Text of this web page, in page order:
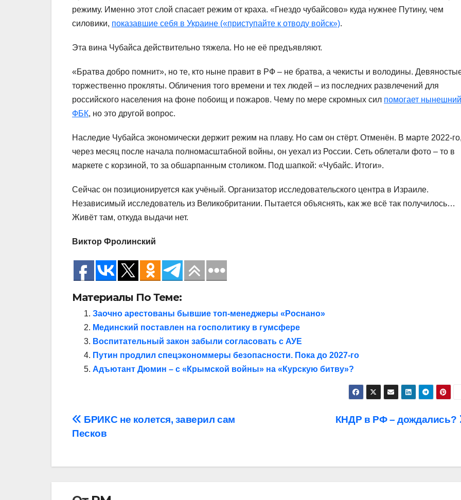
режиму. Именно этот слой спасает режим от краха. «Гнездо чубайсово» куда нужнее Путину, чем
силовики, показавшие себя в Украине («приступайте к отводу войск»).
Эта вина Чубайса действительно тяжела. Но не её предъявляют.
«Братва добро помнит», но те, кто ныне правит в РФ – не братва, а чекисты и володины.
торжественно прокляты. Обличения того времени и тех людей – из последних развлечений для
российского населения на фоне побоищ и пожаров. Чему по мере скромных сил помогает нынешний
ФБК, но это другой вопрос.
Наследие Чубайса экономически держит режим на плаву. Но сам он стёрт. Отменён. В марте 2022-го,
через месяц после начала полномасштабной войны, он уехал из России. Сеть облетали фото – то в
маркете с корзиной, то за обшарпанным столиком. Под шапкой: «Чубайс. Итоги».
Сейчас он позиционируется как учёный. Организатор исследовательского центра в Израиле.
Независимый исследователь из Великобритании. Пытается объяснять, как же всё так получилось…
Живёт там, откуда выдачи нет.
Виктор Фролинский
Материалы По Теме:
Заочно арестованы бывшие топ-менеджеры «Роснано»
Мединский поставлен на госполитику в гумсфере
Воспитательный закон забыли согласовать с АУЕ
Путин продлил спецэкономмеры безопасности. Пока до 2027-го
Адъютант Дюмин – с «Крымской войны» на «Курскую битву»?
Навигация
записям
КНДР в РФ – дождались?
БРИКС не колется, заверил сам
Песков